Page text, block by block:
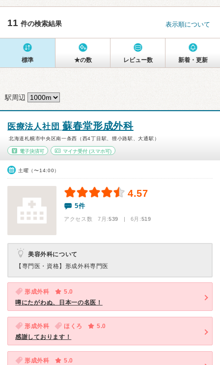
11 件の検索結果 表示順について
標準 ★の数 レビュー数 新着・更新
駅周辺
医療法人社団 蘇春堂形成外科
北海道札幌市中央区南一条西（西4丁目駅、狸小路駅、大通駅）
電子決済可 マイナ受付(スマホ可)
土曜（〜14:00）
4.57
5件
アクセス数 7月:539 | 6月:519
美容外科について
【専門医・資格】 形成外科専門医
形成外科
5.0
噂にたがわぬ、日本一の名医！
形成外科 ほくろ
5.0
感謝しております！
形成外科
5.0